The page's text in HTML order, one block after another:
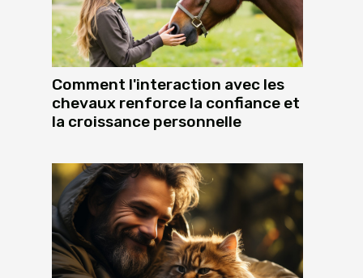
Comment l'interaction avec les
chevaux renforce la confiance et
la croissance personnelle